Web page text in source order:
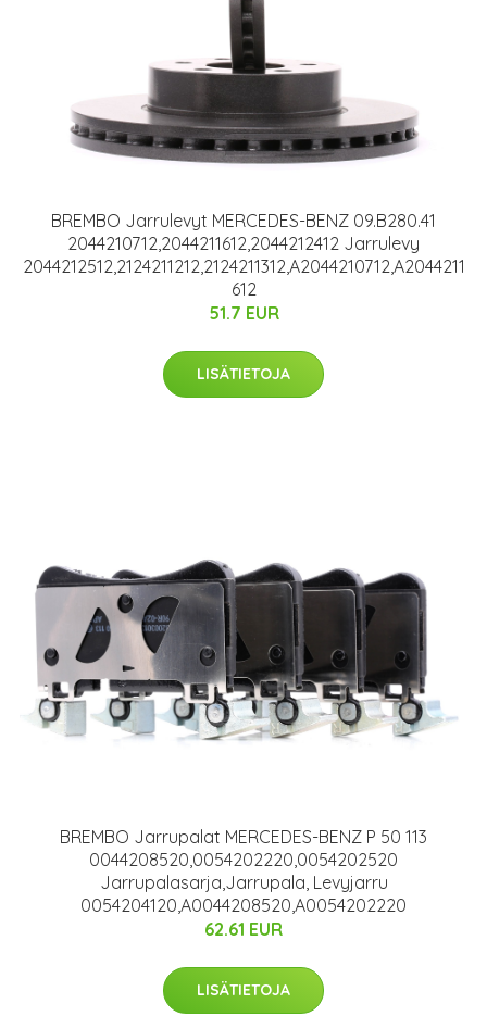
BREMBO Jarrulevyt MERCEDES-BENZ 09.B280.41
2044210712,2044211612,2044212412 Jarrulevy
2044212512,2124211212,2124211312,A2044210712,A2044211
612
51.7 EUR
LISÄTIETOJA
BREMBO Jarrupalat MERCEDES-BENZ P 50 113
0044208520,0054202220,0054202520
Jarrupalasarja,Jarrupala, Levyjarru
0054204120,A0044208520,A0054202220
62.61 EUR
LISÄTIETOJA